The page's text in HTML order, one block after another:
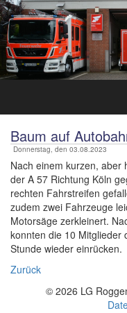
Baum auf
Donnerstag, den 03.08.2023
Nach einem kurzen, aber
der A 57 Richtung Köln
rechten Fahrstreifen
zudem zwei Fahrzeuge
Motorsäge zerkleinert.
konnten die 10 Mitglieder
Stunde wieder einrücken.
Zurück
© 2026 LG